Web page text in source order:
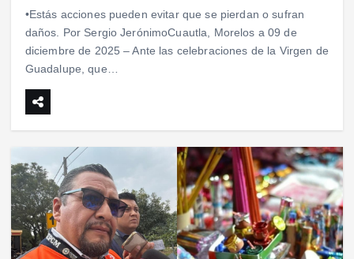
•Estás acciones pueden evitar que se pierdan o sufran
daños. Por Sergio JerónimoCuautla, Morelos a 09 de
diciembre de 2025 – Ante las celebraciones de la Virgen de
Guadalupe, que…